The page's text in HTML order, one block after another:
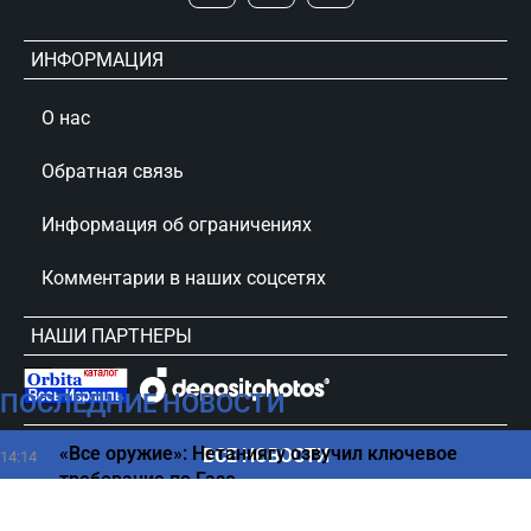
ПОСЛЕДНИЕ НОВОСТИ
14:14
«Все оружие»: Нетаниягу озвучил ключевое
требование по Газе
ВСЕ НОВОСТИ
ИНФОРМАЦИЯ
О нас
Обратная связь
Информация об ограничениях
Комментарии в наших соцсетях
НАШИ ПАРТНЕРЫ
сursorinfo.co.il © Все права защищены